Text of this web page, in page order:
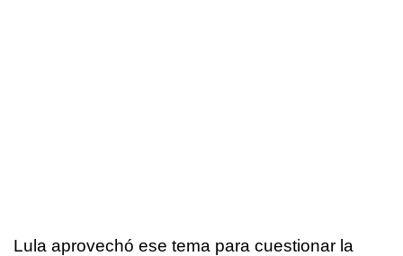
Lula aprovechó ese tema para cuestionar la